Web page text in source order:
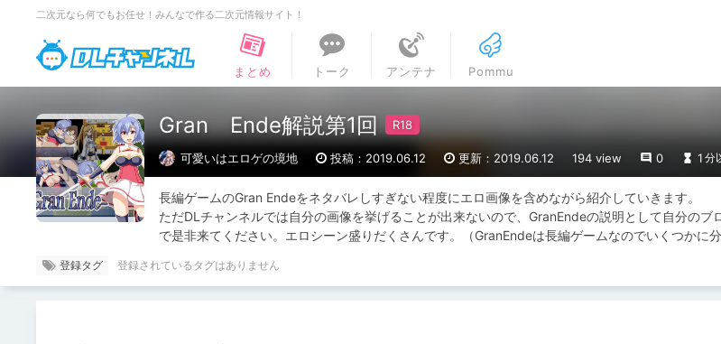
二次元なら何でもお任せ！みんなで作る二次元情報サイト！
DLチャンネル
まとめ
トーク アンテナ Pommu
Gran Ende解説第1回
可愛いはエロゲの境地 投稿：2019.06.12 更新：2019.06.12 194 view 0 1 分
長編ゲームのGran Endeをネタバレしすぎない程度にエロ画像を含めながら紹介していきます。
ただDLチャンネルでは自分の画像を挙げることが出来ないので、GranEndeの説明として自分のブ
で是非来てください。エロシーン盛りだくさんです。（GranEndeは長編ゲームなのでいくつかに
登録タグ